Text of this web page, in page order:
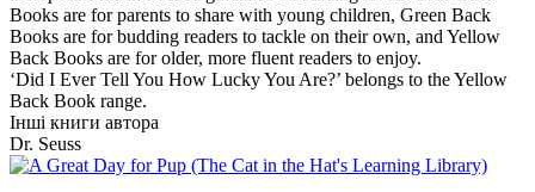
Books are for parents to share with young children, Green Back
Books are for budding readers to tackle on their own, and Yellow
Back Books are for older, more fluent readers to enjoy.
‘Did I Ever Tell You How Lucky You Are?’ belongs to the Yellow
Back Book range.
Інші книги автора
Dr. Seuss